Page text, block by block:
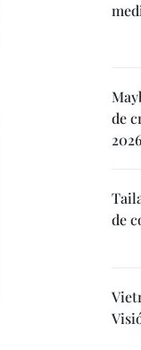
de
2026
de